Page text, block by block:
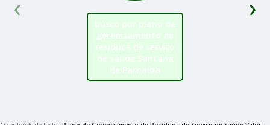
busco por plano de
gerenciamento de
resíduos de serviço
de saúde Santana
de Parnaíba